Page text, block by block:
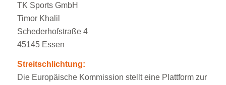
TK Sports GmbH
Timor Khalil
Schederhofstraße 4
45145 Essen
Streitschlichtung:
Die Europäische Kommission stellt eine Plattform zur